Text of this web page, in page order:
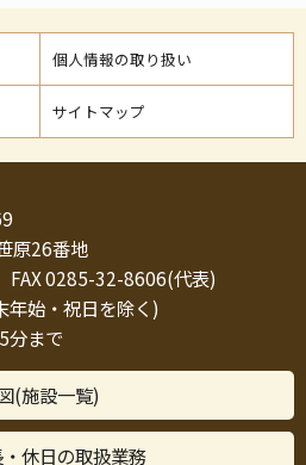
個人情報の取り扱い
サイトマップ
原26番地
0285-32-8606(代表)
年始・祝日を除く)
分まで
(施設一覧)
休日の取扱業務